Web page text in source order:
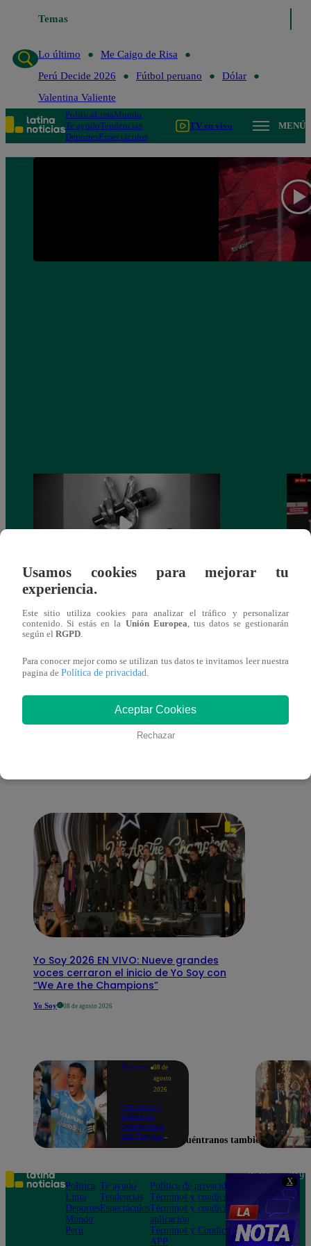
X
Temas
Lo último
Me Caigo de Risa
Perú Decide 2026
Fútbol peruano
Dólar
Valentina Valiente
PolíticaLimaMundo
Te ayudoTendencias
DeportesEspectáculos
TV en vivo MENÚ
tras denunciar negligencia médica
lo
También te puede
interesar
Yo Soy 2026 EN VIVO: Nueve grandes
voces cerraron el inicio de Yo Soy con
“We Are the Champions”
Yo Soy 08 de agosto 2026
Deportes 08 de
agosto
2026
Partidos y
tabla de
posiciones
del Torneo
en la fecha 4
Usamos cookies para mejorar tu
experiencia.
Este sitio utiliza cookies para analizar el tráfico y personalizar
contenido. Si estás en la Unión Europea , tus datos se gestionarán
según el RGPD
Para conocer mejor como se utilizan tus datos te invitamos leer nuestra
pagina de Política de privacidad
Aceptar Cookies
Rechazar
Encuéntranos también en
Política
Lima
Deportes
Mundo
Perú
Te ayudo
Tendencias
Espectáculos
Política de privacidad
Términos y condiciones
Términos y condiciones
aplicación
Términos y Condiciones
APP
Teléfono: 219
Av. San
Felipe 968
Jesús María